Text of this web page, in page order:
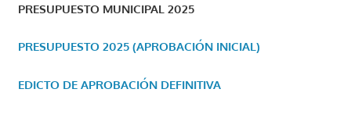
PRESUPUESTO MUNICIPAL 2025
PRESUPUESTO 2025 (APROBACIÓN INICIAL)
EDICTO DE APROBACIÓN DEFINITIVA